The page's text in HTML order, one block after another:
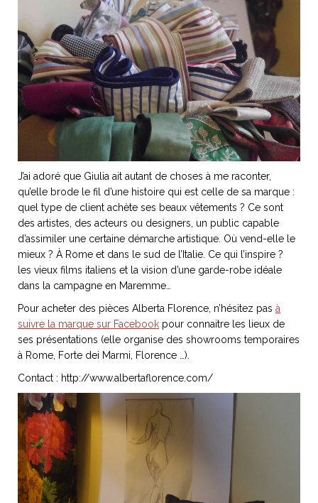
J’ai adoré que Giulia ait autant de choses à me raconter,
qu’elle brode le fil d’une histoire qui est celle de sa marque :
quel type de client achète ses beaux vêtements ? Ce sont
des artistes, des acteurs ou designers, un public capable
d’assimiler une certaine démarche artistique. Où vend-elle le
mieux ? À Rome et dans le sud de l’Italie. Ce qui l’inspire ?
les vieux films italiens et la vision d’une garde-robe idéale
dans la campagne en Maremme…
Pour acheter des pièces Alberta Florence, n’hésitez pas à
suivre la marque sur Facebook pour connaitre les lieux de
ses présentations (elle organise des showrooms temporaires
à Rome, Forte dei Marmi, Florence …).
Contact : http://www.albertaflorence.com/